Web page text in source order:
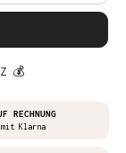
💰
RECHNUNG
Klarna